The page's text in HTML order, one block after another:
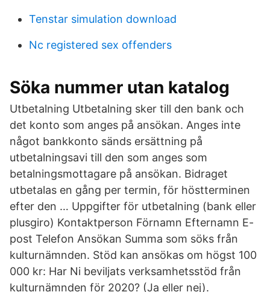
Tenstar simulation download
Nc registered sex offenders
Söka nummer utan katalog
Utbetalning Utbetalning sker till den bank och
det konto som anges på ansökan. Anges inte
något bankkonto sänds ersättning på
utbetalningsavi till den som anges som
betalningsmottagare på ansökan. Bidraget
utbetalas en gång per termin, för höstterminen
efter den … Uppgifter för utbetalning (bank eller
plusgiro) Kontaktperson Förnamn Efternamn E-
post Telefon Ansökan Summa som söks från
kulturnämnden. Stöd kan ansökas om högst 100
000 kr: Har Ni beviljats verksamhetsstöd från
kulturnämnden för 2020? (Ja eller nej).